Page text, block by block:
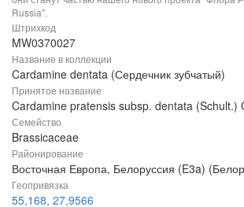
Russia".
Штрихкод
MW0370027
Название в коллекции
Cardamine dentata (Сердечник зубчатый)
Принятое название
Cardamine pratensis subsp. dentata (Schult.)
Семейство
Brassicaceae
Районирование
Восточная Европа, Белоруссия (E3a)
Геопривязка
55,168, 27,9566